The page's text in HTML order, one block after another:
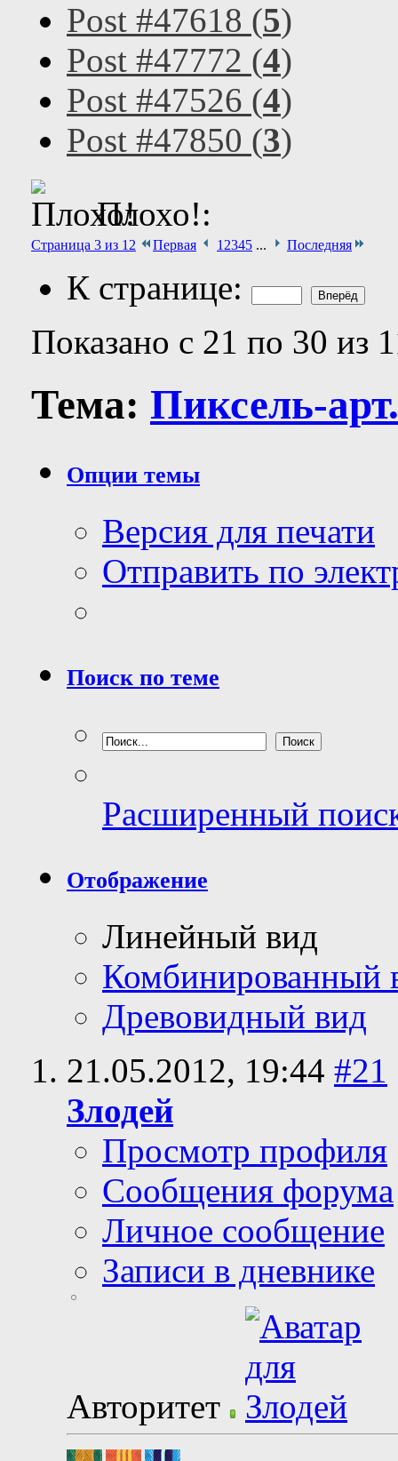
Post #47618 (5)
Post #47772 (4)
Post #47526 (4)
Post #47850 (3)
Плохо!:
Страница 3 из 12 Первая 1 2345 ... Последняя
К странице:
Показано с 21 по 30 из
Тема: Пиксель-
Опции темы
Версия для печати
Отправить по
Поиск по теме
Расширенный
Отображение
Линейный вид
Комбинированный
Древовидный вид
21.05.2012, 19:44 #21
Злодей
Просмотр профиля
Сообщения форума
Личное сообщение
Записи в дневнике
Авторитет